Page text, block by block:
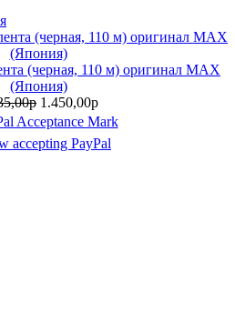
(черная, 110 м) оригинал MAX
(Япония)
1.450,00р